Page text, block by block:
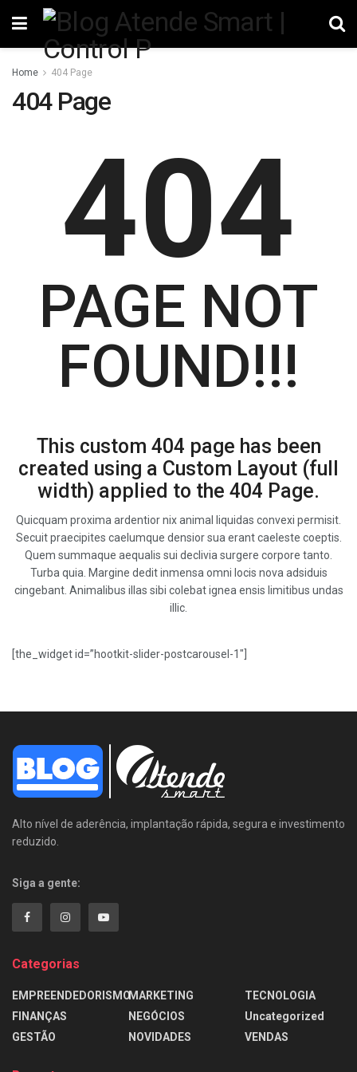
Home 404 Page
404 Page
404
PAGE NOT
FOUND!!!
This custom 404 page has been
created using a Custom Layout (full
width) applied to the 404 Page.
Quicquam proxima ardentior nix animal liquidas convexi permisit.
Secuit praecipites caelumque densior sua erant caeleste coeptis.
Quem summaque aequalis sui declivia surgere corpore tanto.
Turba quia. Margine dedit inmensa omni locis nova adsiduis
cingebant. Animalibus illas sibi colebat ignea ensis limitibus undas
illic.
[the_widget id=”hootkit-slider-postcarousel-1″]
Alto nível de aderência, implantação rápida, segura e investimento
reduzido.
Siga a gente:
Categorias
EMPREENDEDORISMO
FINANÇAS
GESTÃO
MARKETING
NEGÓCIOS
NOVIDADES
TECNOLOGIA
Uncategorized
VENDAS